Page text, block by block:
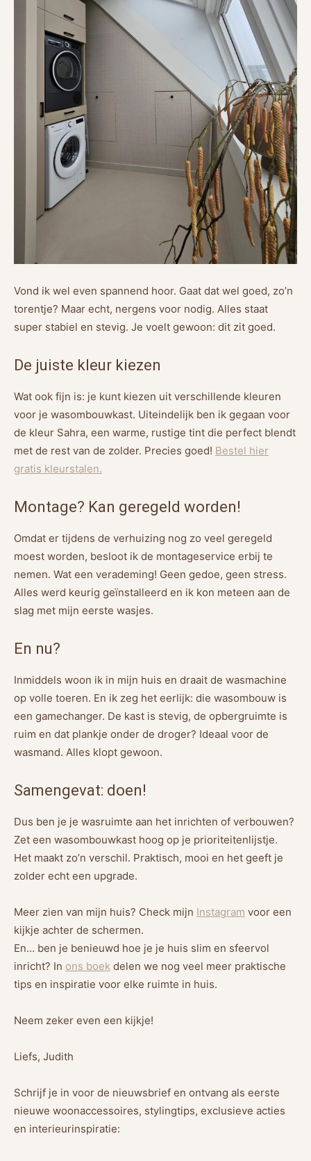
Vond ik wel even spannend hoor. Gaat dat wel goed, zo’n
torentje? Maar echt, nergens voor nodig. Alles staat
super stabiel en stevig. Je voelt gewoon: dit zit goed.
De juiste kleur kiezen
Wat ook fijn is: je kunt kiezen uit verschillende kleuren
voor je wasombouwkast. Uiteindelijk ben ik gegaan voor
de kleur Sahra, een warme, rustige tint die perfect blendt
met de rest van de zolder. Precies goed! Bestel hier
gratis kleurstalen.
Montage? Kan geregeld worden!
Omdat er tijdens de verhuizing nog zo veel geregeld
moest worden, besloot ik de montageservice erbij te
nemen. Wat een verademing! Geen gedoe, geen stress.
Alles werd keurig geïnstalleerd en ik kon meteen aan de
slag met mijn eerste wasjes.
En nu?
Inmiddels woon ik in mijn huis en draait de wasmachine
op volle toeren. En ik zeg het eerlijk: die wasombouw is
een gamechanger. De kast is stevig, de opbergruimte is
ruim en dat plankje onder de droger? Ideaal voor de
wasmand. Alles klopt gewoon.
Samengevat: doen!
Dus ben je je wasruimte aan het inrichten of verbouwen?
Zet een wasombouwkast hoog op je prioriteitenlijstje.
Het maakt zo’n verschil. Praktisch, mooi en het geeft je
zolder echt een upgrade.
Meer zien van mijn huis? Check mijn Instagram voor een
kijkje achter de schermen.
En… ben je benieuwd hoe je je huis slim en sfeervol
inricht? In ons boek delen we nog veel meer praktische
tips en inspiratie voor elke ruimte in huis.
Neem zeker even een kijkje!
Liefs, Judith
Schrijf je in voor de nieuwsbrief en ontvang als eerste
nieuwe woonaccessoires, stylingtips, exclusieve acties
en interieurinspiratie: